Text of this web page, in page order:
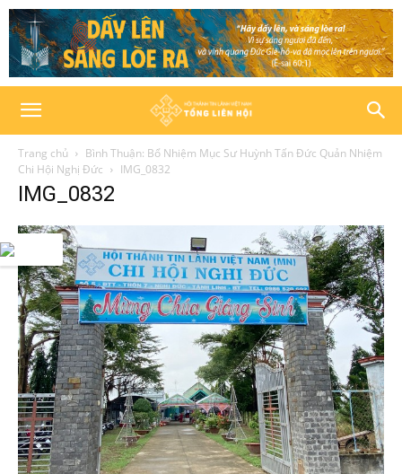
Trang chủ
Bình Thuận: Bổ Nhiệm Mục Sư Huỳnh Tấn Đức Quản Nhiệm
Chi Hội Nghị Đức
IMG_0832
IMG_0832